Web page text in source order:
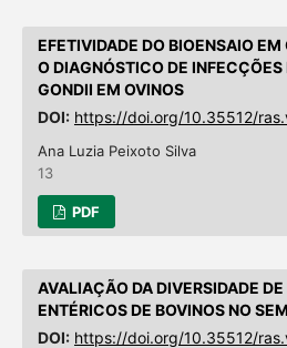
EFETIVIDADE DO BIOENSAIO
O DIAGNÓSTICO DE
GONDII EM OVINOS
DOI: https://doi.org/10.35512/
Ana Luzia Peixoto Silva
13
PDF
AVALIAÇÃO DA DIVERSIDADE
ENTÉRICOS DE BOVINOS NO
DOI: https://doi.org/10.35512/